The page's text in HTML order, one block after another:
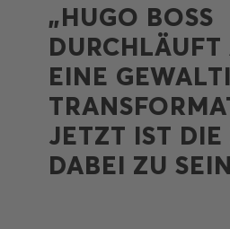
„HUGO BOSS
EINE
JETZT IST DIE
DABEI ZU